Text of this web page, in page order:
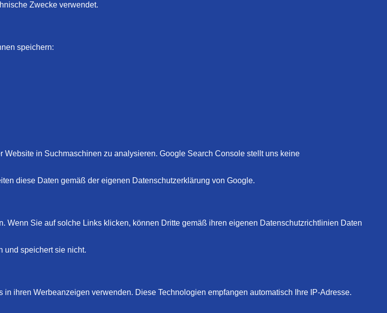
Zwecke verwendet.
speichern:
in Suchmaschinen zu analysieren. Google Search Console stellt uns keine
diese Daten gemäß der eigenen Datenschutzerklärung von Google.
Wenn Sie auf solche Links klicken, können Dritte gemäß ihren eigenen Datenschutzrichtlinien Daten
und speichert sie nicht.
ihren Werbeanzeigen verwenden. Diese Technologien empfangen automatisch Ihre IP-Adresse.